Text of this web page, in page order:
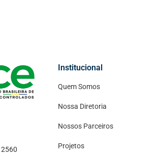
Institucional
Quem Somos
Nossa Diretoria
Nossos Parceiros
Projetos